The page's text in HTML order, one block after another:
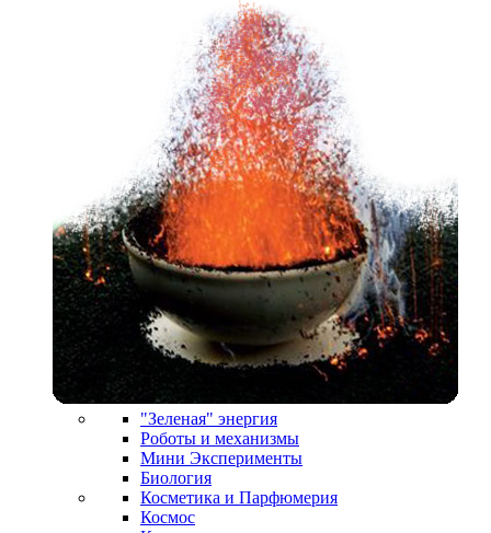
"Зеленая" энергия
Роботы и механизмы
Мини Эксперименты
Биология
Косметика и Парфюмерия
Космос